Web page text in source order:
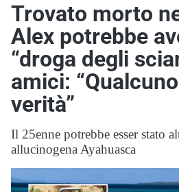
Trovato morto
Alex potrebbe
“droga degli
amici:
verità”
Il 25enne potrebbe esser stato
allucinogena Ayahuasca